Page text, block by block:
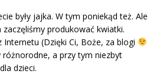
były jajka. W tym poniekąd też. Ale
produkować kwiatki.
Internetu (Dzięki Ci, Boże, za blogi
różnorodne, a przy tym niezbyt
dzieci.